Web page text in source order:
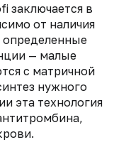
заключается в
от наличия
определенные
— малые
с матричной
нужного
эта технология